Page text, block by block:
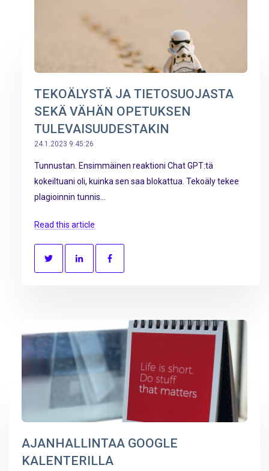
TEKOÄLYSTÄ JA TIETOSUOJASTA
SEKÄ VÄHÄN OPETUKSEN
TULEVAISUUDESTAKIN
24.1.2023 9:45:26
Tunnustan. Ensimmäinen reaktioni Chat GPT:tä
kokeiltuani oli, kuinka sen saa blokattua. Tekoäly tekee
plagioinnin tunnis...
Read this article
AJANHALLINTAA GOOGLE
KALENTERILLA